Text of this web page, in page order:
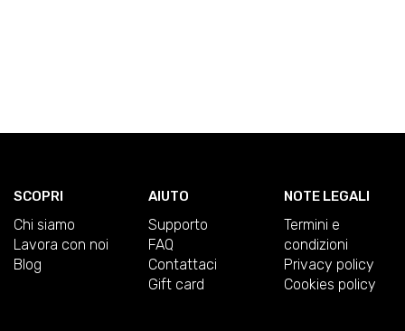
SCOPRI
Chi siamo
Lavora con noi
Blog
AIUTO
Supporto
FAQ
Contattaci
Gift card
NOTE LEGALI
Termini e
condizioni
Privacy policy
Cookies policy